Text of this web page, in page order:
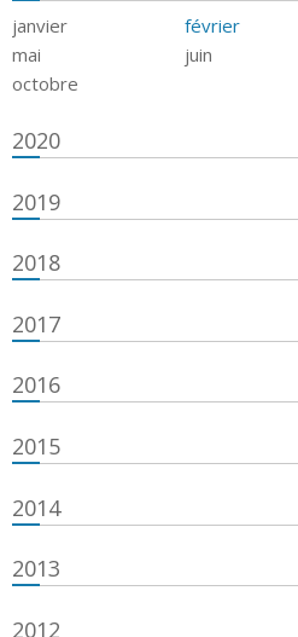
janvier février
mai
juin
octobre
2020
2019
2018
2017
2016
2015
2014
2013
2012